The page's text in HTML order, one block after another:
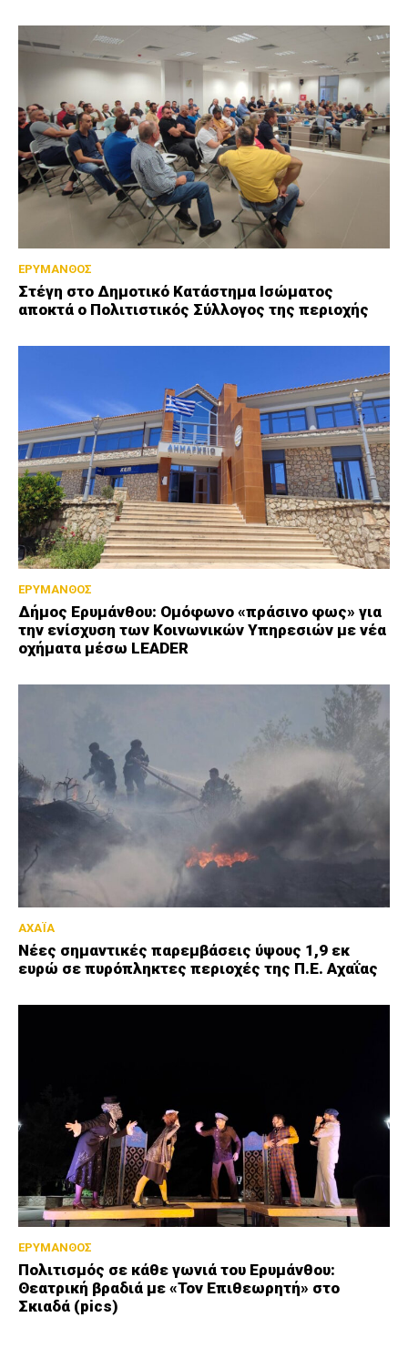
ΕΡΥΜΑΝΘΟΣ
Στέγη στο Δημοτικό Κατάστημα Ισώματος
αποκτά ο Πολιτιστικός Σύλλογος της περιοχής
ΕΡΥΜΑΝΘΟΣ
Δήμος Ερυμάνθου: Ομόφωνο «πράσινο φως» για
την ενίσχυση των Κοινωνικών Υπηρεσιών με νέα
οχήματα μέσω LEADER
ΑΧΑΪΑ
Νέες σημαντικές παρεμβάσεις ύψους 1,9 εκ
ευρώ σε πυρόπληκτες περιοχές της Π.Ε. Αχαΐας
ΕΡΥΜΑΝΘΟΣ
Πολιτισμός σε κάθε γωνιά του Ερυμάνθου:
Θεατρική βραδιά με «Τον Επιθεωρητή» στο
Σκιαδά (pics)